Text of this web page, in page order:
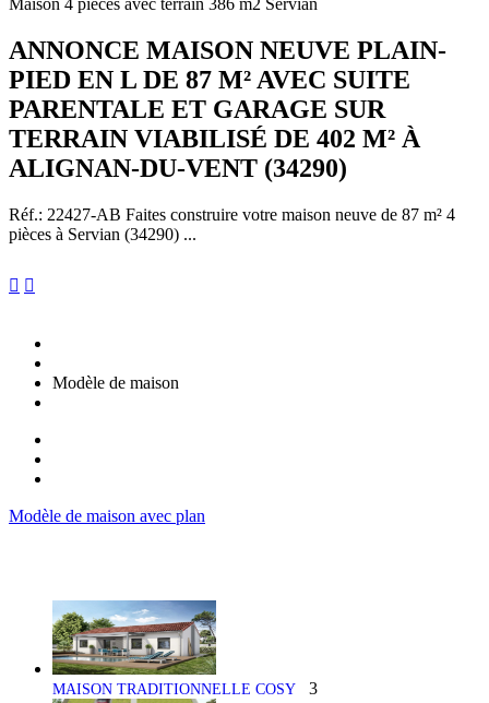
Maison 4 pièces avec terrain 386 m2 Servian
ANNONCE MAISON NEUVE PLAIN-
PIED EN L DE 87 M² AVEC SUITE
PARENTALE ET GARAGE SUR
TERRAIN VIABILISÉ DE 402 M² À
ALIGNAN-DU-VENT (34290)
Réf.: 22427-AB Faites construire votre maison neuve de 87 m² 4
pièces à Servian (34290) ...
 
Modèle de maison
Modèle de maison avec plan
MAISON TRADITIONNELLE COSY 3